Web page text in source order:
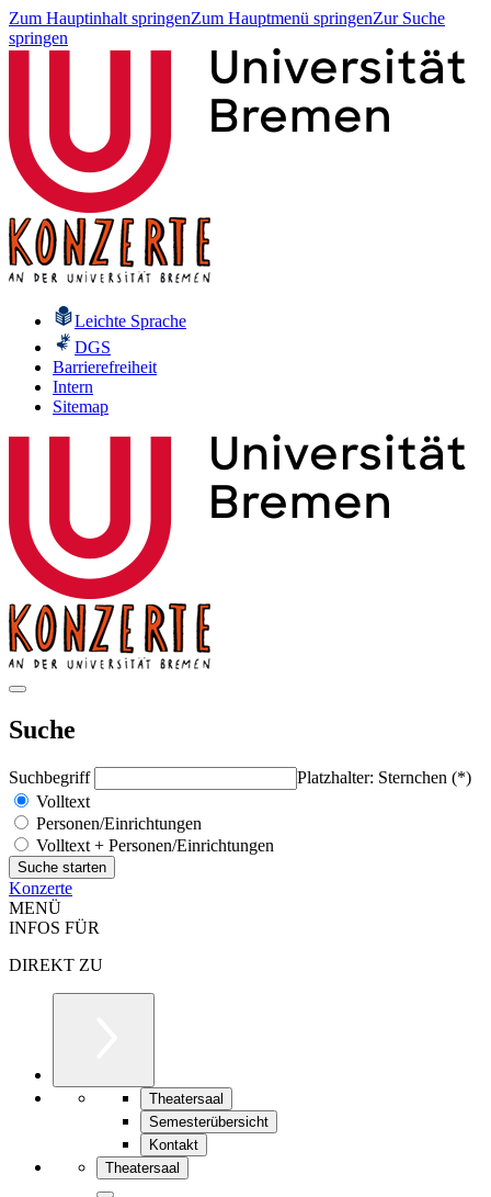
Zum Hauptinhalt springenZum Hauptmenü springenZur Suche
springen
Leichte Sprache
DGS
Barrierefreiheit
Intern
Sitemap
Suche
Suchbegriff
Platzhalter: Sternchen (*)
Volltext
Personen/Einrichtungen
Volltext + Personen/Einrichtungen
Konzerte
MENÜ
INFOS FÜR
DIREKT ZU
Theatersaal
Semesterübersicht
Kontakt
Theatersaal